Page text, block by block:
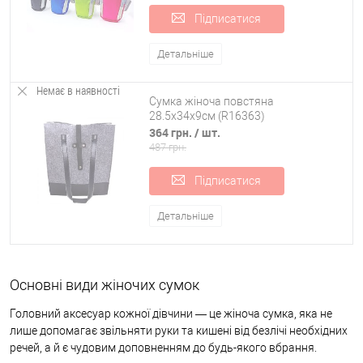
ретро-моди.
Wristlet — маленький виріб із короткою ручкою. Чоловіки
знають її як барсетку. Надягає на кисть руки, звільняючи
Sigar box виконаний у вигляді коробки з міцним жорстким
каркасом. Зручна для перенесення косметики, тому що в
сумці такої конструкції вона повністю захищена від ударів.
Field bag зовні нагадує сумку польових медсестер на фронті.
Виготовляється із міцної зносостійкої болонової тканини.
Підписатися
Детальніше
Немає в наявності
Сумка жіноча повстяна
28.5х34х9см (R16363)
364 грн. / шт.
487 грн.
Підписатися
Детальніше
Основні види жіночих сумок
Головний аксесуар кожної дівчини — це жіноча сумка, яка не
лише допомагає звільняти руки та кишені від безлічі необхідних
речей, а й є чудовим доповненням до будь-якого вбрання.